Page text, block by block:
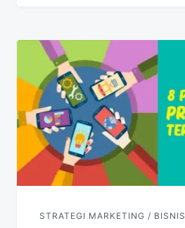
STRATEGI MARKETING / BISNIS